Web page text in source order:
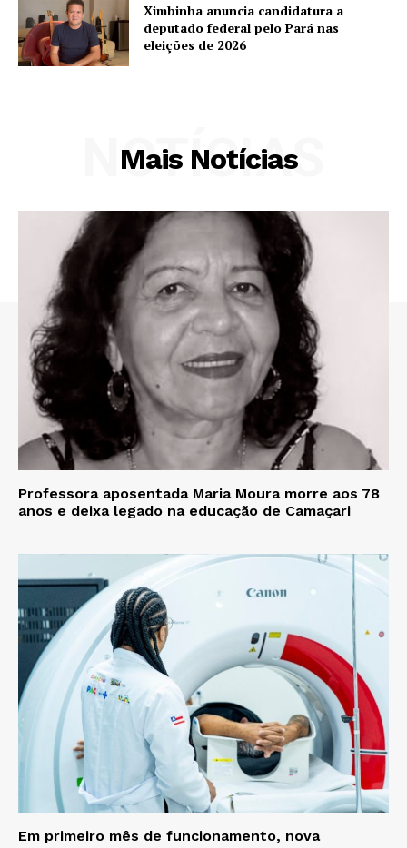
Ximbinha anuncia candidatura a
deputado federal pelo Pará nas
eleições de 2026
Mais Notícias
NOTÍCIAS
Professora aposentada Maria Moura morre aos 78
anos e deixa legado na educação de Camaçari
Em primeiro mês de funcionamento, nova